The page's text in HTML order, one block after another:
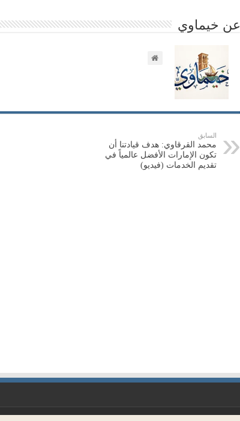
عن خيماوي
السابق
محمد القرقاوي: هدف قيادتنا أن
تكون الإمارات الأفضل عالمياً في
تقديم الخدمات (فيديو)